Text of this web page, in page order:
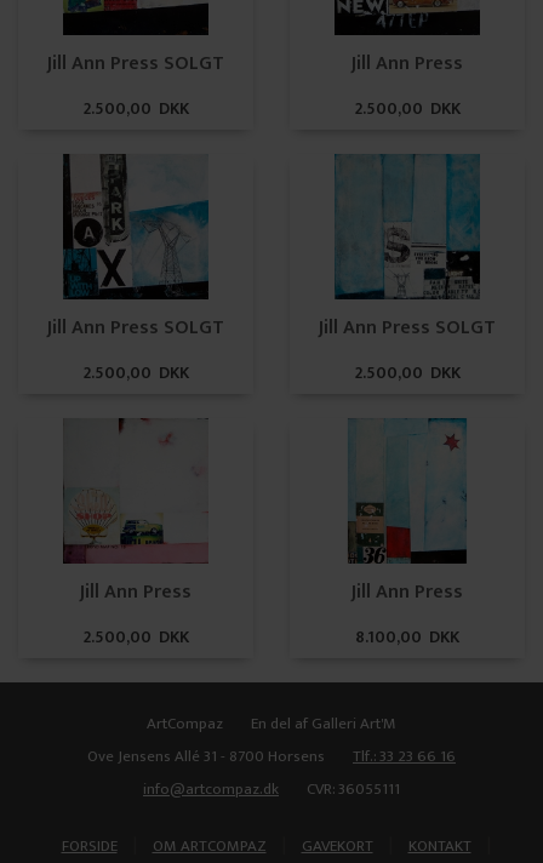
Jill Ann Press SOLGT
2.500,00 DKK
Jill Ann Press
2.500,00 DKK
Jill Ann Press SOLGT
2.500,00 DKK
Jill Ann Press SOLGT
2.500,00 DKK
Jill Ann Press
2.500,00 DKK
Jill Ann Press
8.100,00 DKK
ArtCompaz
En del af Galleri Art'M
Ove Jensens Allé 31 - 8700 Horsens
Tlf.: 33 23 66 16
info@artcompaz.dk
CVR: 36055111
FORSIDE OM ARTCOMPAZ GAVEKORT KONTAKT